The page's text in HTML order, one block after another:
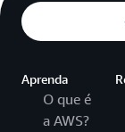
Aprenda
O que é
a AWS?